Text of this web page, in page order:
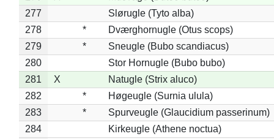
277
Slørugle (Tyto alba)
278
*
Dværghornugle (Otus scops)
279
*
Sneugle (Bubo scandiacus)
280
Stor Hornugle (Bubo bubo)
281
X
Natugle (Strix aluco)
282
*
Høgeugle (Surnia ulula)
283
*
Spurveugle (Glaucidium passerinum)
284
Kirkeugle (Athene noctua)